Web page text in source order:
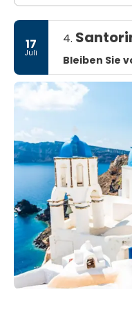
17
Juli
4.
Bleiben Sie